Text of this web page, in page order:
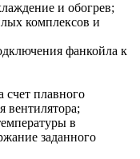
и обогрев;
комплексов и
фанкойла к
счет плавного
вентилятора;
в
заданного